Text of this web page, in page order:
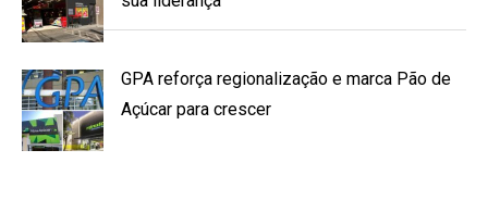
GPA reforça regionalização e marca Pão de
Açúcar para crescer